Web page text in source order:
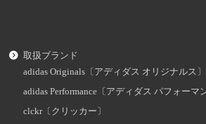
取扱ブランド
adidas Originals〔アディダス オリジナルス〕
adidas Performance〔アディダス パフォーマ
clckr〔クリッカー〕